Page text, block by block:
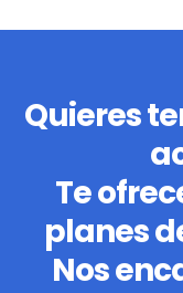
Quieres
Te
planes
Nos